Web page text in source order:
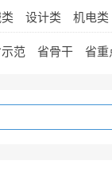
设计类 机电类
范 省骨干 省重